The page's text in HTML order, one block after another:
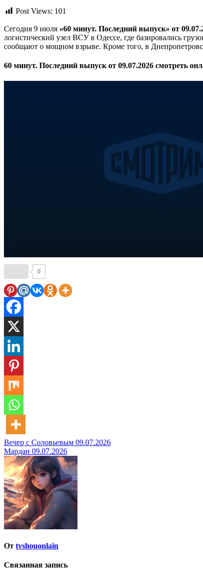
Post Views: 101
Сегодня 9 июля «60 минут. Последний выпуск» от
логистический узел ВСУ в Одессе, где базировались
сообщают о мощном взрыве. Кроме того, в
60 минут. Последний выпуск от 09.07.2026 смотреть
0
Навигация
по
записям
Вечер с Соловьевым 09.07.2026
Мардан 09.07.2026
От tvshouonlain
Связанная запись